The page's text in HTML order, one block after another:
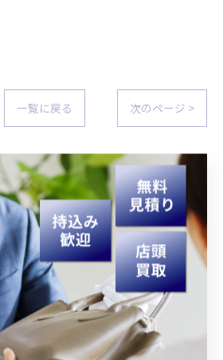
一覧に戻る 次のページ >
関連タグ
#生前整理 #遺品整理
ゴリー Categories